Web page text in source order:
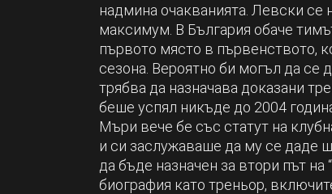
надмина очакванията. Левски се
максимум. В България обаче
първото място в първенството,
сезона. Вероятно би могъл да се
трябва да назначава доказани
беше успял никъде до 2004
Мъри вече бе със статут на
и си заслужаваше да му се даде
да бъде назначен за втори път
биография като треньор,